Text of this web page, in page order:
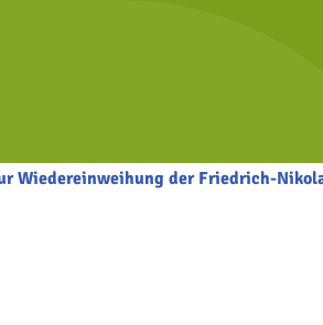
Wiedereinweihung der Friedrich-